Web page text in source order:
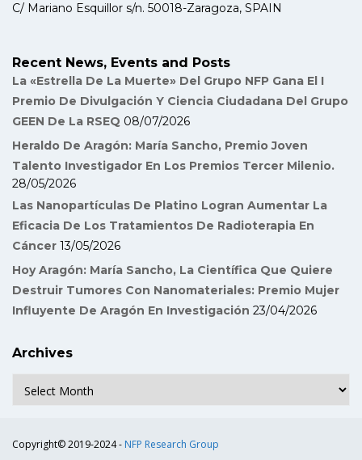
C/ Mariano Esquillor s/n. 50018-Zaragoza, SPAIN
Recent News, Events and Posts
La «Estrella De La Muerte» Del Grupo NFP Gana El I
Premio De Divulgación Y Ciencia Ciudadana Del Grupo
GEEN De La RSEQ 08/07/2026
Heraldo De Aragón: María Sancho, Premio Joven
Talento Investigador En Los Premios Tercer Milenio.
28/05/2026
Las Nanopartículas De Platino Logran Aumentar La
Eficacia De Los Tratamientos De Radioterapia En
Cáncer 13/05/2026
Hoy Aragón: María Sancho, La Científica Que Quiere
Destruir Tumores Con Nanomateriales: Premio Mujer
Influyente De Aragón En Investigación 23/04/2026
Archives
Copyright© 2019-2024 - NFP Research Group